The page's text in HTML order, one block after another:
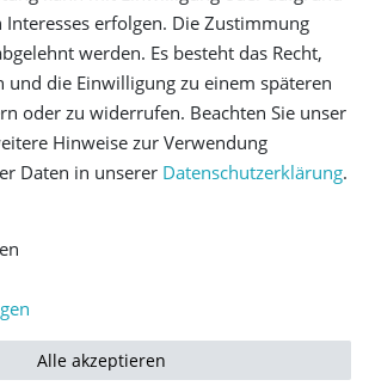
Daten­schutz­erklärung AGB
widerrufen Kontakt
Interesses erfolgen. Die Zustimmung
werden. Es besteht das Recht,
und die Einwilligung zu einem späteren
oder zu widerrufen. Beachten Sie unser
Hinweise zur Verwendung
Daten in unserer Daten­schutz­erklärung.
Alle akzeptieren